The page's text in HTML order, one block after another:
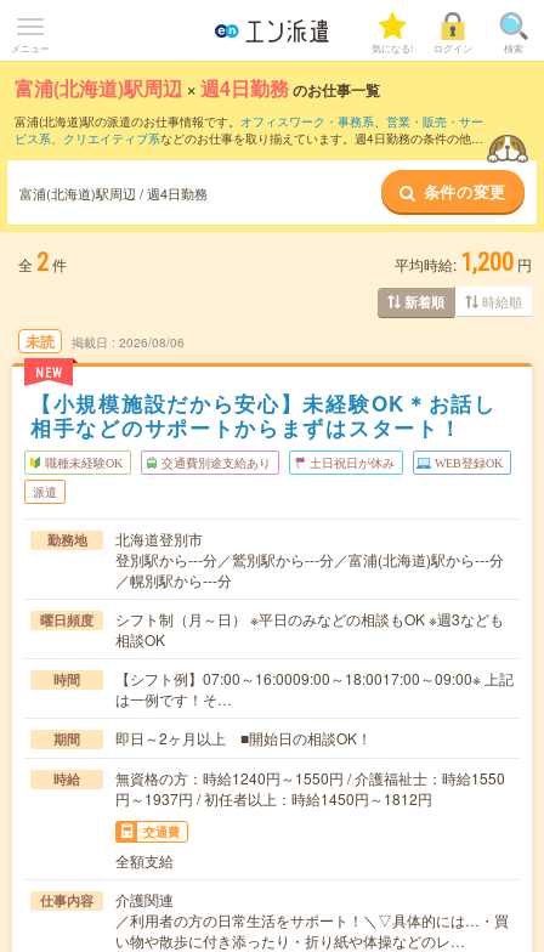
メニュー 気になる! ログイン 検索
富浦(北海道)駅周辺 ×週4日勤務のお仕事一覧
富浦(北海道)駅の派遣のお仕事情報です。 オフィスワーク・事務系、 営業・販売・サー
ビス系、 クリエイティブ系などのお仕事を取り揃えています。週4日勤務の条件の他
富浦(北海道)駅周辺 / 週4日勤務 条件の変更
全 2件 平均時給: 1,200 円
新着順 時給順
未読
NEW
掲載日 2026/08/06
【小規模施設だから安心】未経験OK＊お話し
相手などのサポートからまずはスタート！
職種未経験OK 交通費別途支給あり 土日祝日が休み WEB登録OK
派遣
勤務地
北海道登別市
登別駅から---分／鷲別駅から---分／富浦(北海道)駅から---分
／幌別駅から---分
曜日頻度
シフト制（月～日） ※平日のみなどの相談もOK ※週3なども
相談OK
時間
【シフト例】07:00～16:0009:00～18:0017:00～09:00※ 上記
は一例です！そ…
期間 即日～2ヶ月以上 ■開始日の相談OK！
時給
無資格の方：時給1240円～1550円 / 介護福祉士：時給1550
円～1937円 / 初任者以上：時給1450円～1812円
交通費
全額支給
仕事内容
介護関連
／利用者の方の日常生活をサポート！＼▽具体的には…・買
い物や散歩に付き添ったり・折り紙や体操などのレ…